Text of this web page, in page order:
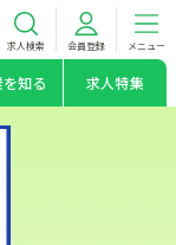
求人検索 会員登録 メニュー
を知る 求人特集